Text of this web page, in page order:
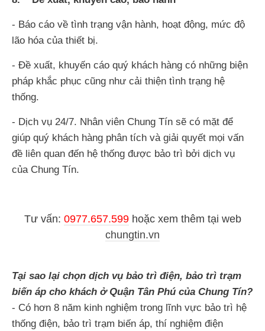
- Báo cáo về tình trạng vận hành, hoạt động, mức độ
lão hóa của thiết bị.
- Đề xuất, khuyến cáo quý khách hàng có những biện
pháp khắc phục cũng như cải thiện tình trạng hệ
thống.
- Dịch vụ 24/7. Nhân viên Chung Tín sẽ có mặt để
giúp quý khách hàng phân tích và giải quyết mọi vấn
đề liên quan đến hệ thống được bảo trì bởi dịch vụ
của Chung Tín.
Tư vấn: 0977.657.599hoặc xem thêm tại web
chungtin.vn
Tại sao lại chọn dịch vụ bảo trì điện, bảo trì trạm
biến áp cho khách ở Quận Tân Phú của Chung Tín?
- Có hơn 8 năm kinh nghiệm trong lĩnh vực bảo trì hệ
thống điện, bảo trì trạm biến áp, thí nghiệm điện